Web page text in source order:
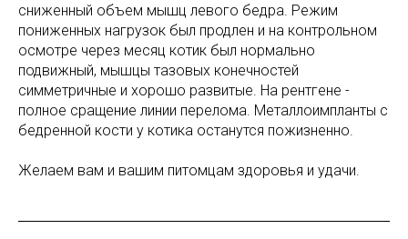
сниженный объем мышц левого бедра. Режим
пониженных нагрузок был продлен и на контрольном
осмотре через месяц котик был нормально
подвижный, мышцы тазовых конечностей
симметричные и хорошо развитые. На рентгене -
полное сращение линии перелома. Металлоимпланты с
бедренной кости у котика останутся пожизненно.
Желаем вам и вашим питомцам здоровья и удачи.